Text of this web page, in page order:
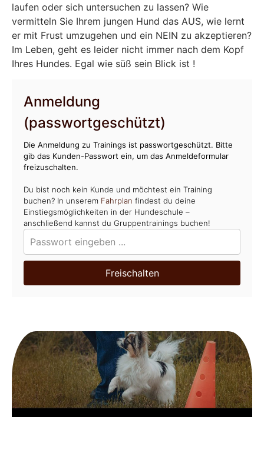
laufen oder sich untersuchen zu lassen? Wie
vermitteln Sie Ihrem jungen Hund das AUS, wie lernt
er mit Frust umzugehen und ein NEIN zu akzeptieren?
Im Leben, geht es leider nicht immer nach dem Kopf
Ihres Hundes. Egal wie süß sein Blick ist !
Anmeldung
(passwortgeschützt)
Die Anmeldung zu Trainings ist passwortgeschützt. Bitte
gib das Kunden-Passwort ein, um das Anmeldeformular
freizuschalten.
Du bist noch kein Kunde und möchtest ein Training
buchen? In unserem Fahrplan findest du deine
Einstiegsmöglichkeiten in der Hundeschule –
anschließend kannst du Gruppentrainings buchen!
Freischalten